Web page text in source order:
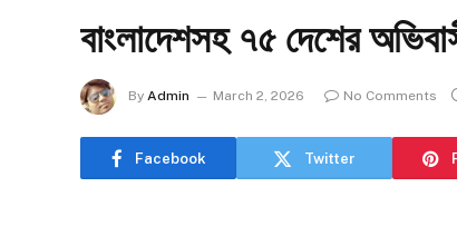
বাংলাদেশসহ ৭৫ দেশের
By Admin March 2, 2026 No Comments
Facebook Twitter